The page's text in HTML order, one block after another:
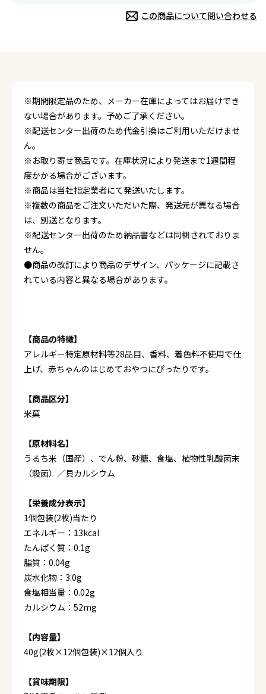
この商品について問い合わせる
※期間限定品のため、メーカー在庫によってはお届けでき
ない場合があります。予めご了承ください。
※配送センター出荷のため代金引換はご利用いただけませ
ん。
※お取り寄せ商品です。在庫状況により発送まで1週間程
度かかる場合がございます。
※商品は当社指定業者にて発送いたします。
※複数の商品をご注文いただいた際、発送元が異なる場合
は、別送となります。
※配送センター出荷のため納品書などは同梱されておりま
せん。
●商品の改訂により商品のデザイン、パッケージに記載さ
れている内容と異なる場合があります。
【商品の特徴】
アレルギー特定原材料等28品目、香料、着色料不使用で仕
上げ、赤ちゃんのはじめておやつにぴったりです。
【商品区分】
米菓
【原材料名】
うるち米（国産）、でん粉、砂糖、食塩、植物性乳酸菌末
（殺菌）／貝カルシウム
【栄養成分表示】
1個包装(2枚)当たり
エネルギー：13kcal
たんぱく質：0.1g
脂質：0.04g
炭水化物：3.0g
食塩相当量：0.02g
カルシウム：52mg
【内容量】
40g(2枚×12個包装)×12個入り
【賞味期限】